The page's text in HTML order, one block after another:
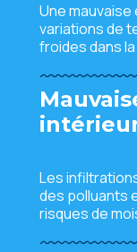
Une
variations de
froides dans
Les
des polluants
risques de